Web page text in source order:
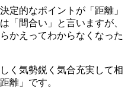
定的なポイントが「距離」
「間合い」と言いますが、
かえってわからなくなった
く気勢鋭く気合充実して相
離」です。